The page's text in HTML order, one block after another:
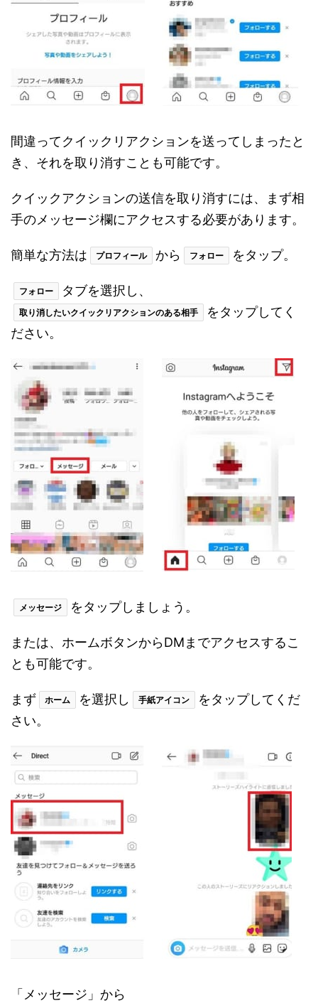
間違ってクイックリアクションを送ってしまったと
き、それを取り消すことも可能です。
クイックアクションの送信を取り消すには、まず相
手のメッセージ欄にアクセスする必要があります。
簡単な方法は プロフィール から フォロー をタップ。
フォロー タブを選択し、
取り消したいクイックリアクションのある相手
をタップしてく
ださい。
メッセージ をタップしましょう。
または、ホームボタンからDMまでアクセスするこ
とも可能です。
まず ホーム を選択し 手紙アイコン
をタップしてくだ
さい。
「メッセージ」から